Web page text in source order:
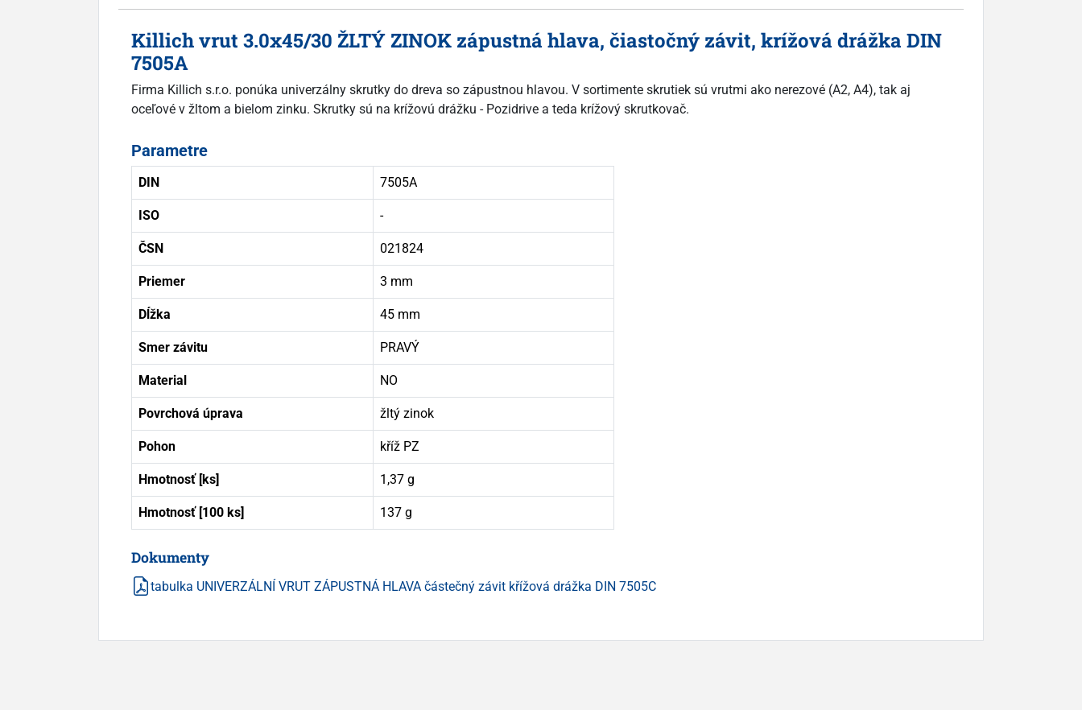
Killich vrut 3.0x45/30 ŽLTÝ ZINOK zápustná hlava, čiastočný závit, krížová drážka DIN
7505A
Firma Killich s.r.o. ponúka univerzálny skrutky do dreva so zápustnou hlavou. V sortimente skrutiek sú vrutmi ako nerezové (A2, A4), tak aj
oceľové v žltom a bielom zinku. Skrutky sú na krížovú drážku - Pozidrive a teda krížový skrutkovač.
Parametre
DIN 7505A
ISO -
ČSN 021824
Priemer 3 mm
Dĺžka 45 mm
Smer závitu PRAVÝ
Material NO
Povrchová úprava žltý zinok
Pohon kříž PZ
Hmotnosť [ks] 1,37 g
Hmotnosť [100 ks] 137 g
Dokumenty
tabulka UNIVERZÁLNÍ VRUT ZÁPUSTNÁ HLAVA částečný závit křížová drážka DIN 7505C